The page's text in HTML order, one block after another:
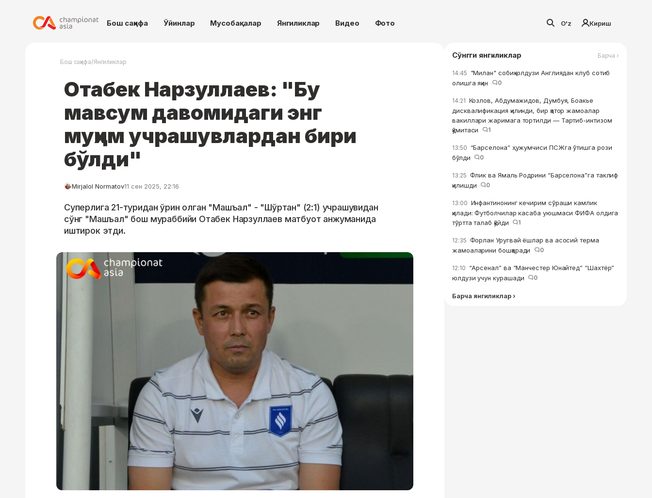
Бош саҳифа Ўйинлар Мусобақалар Янгиликлар Видео Фото O'z Кириш
Бош саҳифа/Янгиликлар
Отабек Нарзуллаев: "Бу
мавсум давомидаги энг
муҳим учрашувлардан бири
бўлди"
Mirjalol Normatov11 сен 2025, 22:16
Суперлига 21-туридан ўрин олган "Машъал" - "Шўртан" (2:1) учрашувидан
сўнг "Машъал" бош мураббийи Отабек Нарзуллаев матбуот анжуманида
иштирок этди.
Сўнгги янгиликлар Барча ›
14:45 "Милан" собиқ юлдузи Англиядан клуб сотиб
олишга яқин
0
14:21 Козлов, Абдумажидов, Думбуя, Боакье
дисквалификация қилинди, бир қатор жамоалар
вакиллари жаримага тортилди — Тартиб-интизом
қўмитаси
1
13:50 “Барселона” ҳужумчиси ПСЖга ўтишга рози
бўлди
0
13:25 Флик ва Ямаль Родрини “Барселона”га таклиф
қилишди
0
13:00 Инфантинонинг кечирим сўраши камлик
қилади: Футболчилар касаба уюшмаси ФИФА олдига
тўртта талаб қўйди
1
12:35 Форлан Уругвай ёшлар ва асосий терма
жамоаларини бошқаради
0
12:10 “Арсенал” ва “Манчестер Юнайтед” “Шахтёр”
юлдузи учун курашади
0
Барча янгиликлар ›